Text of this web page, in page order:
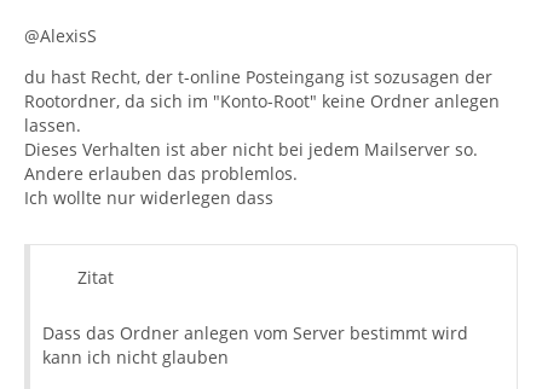
@AlexisS
du hast Recht, der t-online Posteingang ist sozusagen der
Rootordner, da sich im "Konto-Root" keine Ordner anlegen
lassen.
Dieses Verhalten ist aber nicht bei jedem Mailserver so.
Andere erlauben das problemlos.
Ich wollte nur widerlegen dass
Zitat
Dass das Ordner anlegen vom Server bestimmt wird
kann ich nicht glauben